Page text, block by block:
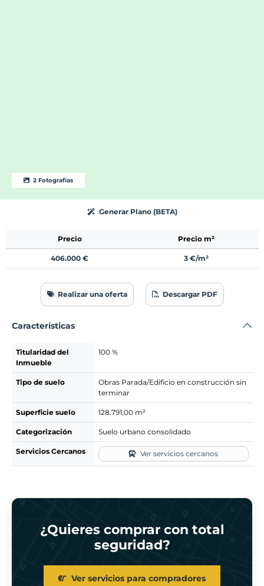
2 Fotografías
Generar Plano (BETA)
Precio Precio m²
406.000 € 3 €/m²
Realizar una oferta Descargar PDF
Características
Titularidad del
Inmueble
100 %
Tipo de suelo
Obras Parada/Edificio en construcción sin
terminar
Superficie suelo 128.791,00 m²
Categorización Suelo urbano consolidado
Servicios Cercanos Ver servicios cercanos
¿Quieres comprar con total
seguridad?
Ver servicios para compradores